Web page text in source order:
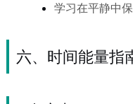
学习在平静中
六、时间能量指